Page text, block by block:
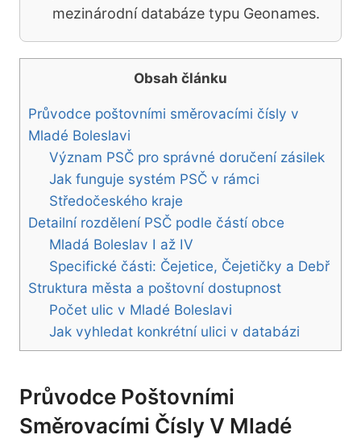
mezinárodní databáze typu Geonames.
Obsah článku
Průvodce poštovními směrovacími čísly v
Mladé Boleslavi
Význam PSČ pro správné doručení zásilek
Jak funguje systém PSČ v rámci
Středočeského kraje
Detailní rozdělení PSČ podle částí obce
Mladá Boleslav I až IV
Specifické části: Čejetice, Čejetičky a Debř
Struktura města a poštovní dostupnost
Počet ulic v Mladé Boleslavi
Jak vyhledat konkrétní ulici v databázi
Průvodce Poštovními
Směrovacími Čísly V Mladé